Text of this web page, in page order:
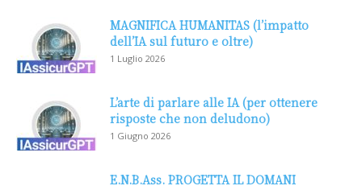
MAGNIFICA HUMANITAS (l’impatto
dell’IA sul futuro e oltre)
1 Luglio 2026
L’arte di parlare alle IA (per ottenere
risposte che non deludono)
1 Giugno 2026
E.N.B.Ass. PROGETTA IL DOMANI